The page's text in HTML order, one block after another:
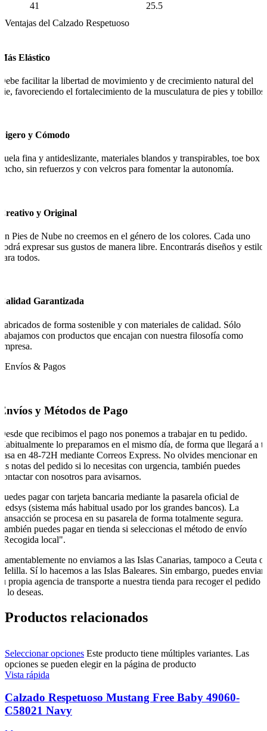
41
25.5
Ventajas del Calzado Respetuoso
Elástico
facilitar la libertad de movimiento y de crecimiento natural del
favoreciendo el fortalecimiento de la musculatura de pies y tobillos.
y Cómodo
fina y antideslizante, materiales blandos y transpirables, toe box
sin refuerzos y con velcros para fomentar la autonomía.
y Original
Pies de Nube no creemos en el género de los colores. Cada uno
expresar sus gustos de manera libre. Encontrarás diseños y estilos
todos.
Garantizada
de forma sostenible y con materiales de calidad. Sólo
con productos que encajan con nuestra filosofía como
Envíos & Pagos
y Métodos de Pago
que recibimos el pago nos ponemos a trabajar en tu pedido.
lo preparamos en el mismo día, de forma que llegará a
en 48-72H mediante Correos Express. No olvides mencionar en
notas del pedido si lo necesitas con urgencia, también puedes
con nosotros para avisarnos.
pagar con tarjeta bancaria mediante la pasarela oficial de
(sistema más habitual usado por los grandes bancos). La
se procesa en su pasarela de forma totalmente segura.
puedes pagar en tienda si seleccionas el método de envío
local".
no enviamos a las Islas Canarias, tampoco a Ceuta o
Sí lo hacemos a las Islas Baleares. Sin embargo, puedes enviar
propia agencia de transporte a nuestra tienda para recoger el pedido
lo deseas.
Productos relacionados
Seleccionar opciones Este producto tiene múltiples variantes. Las
opciones se pueden elegir en la página de producto
Vista rápida
Calzado Respetuoso Mustang Free Baby 49060-
C58021 Navy